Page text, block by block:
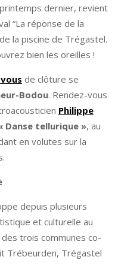
dernier, revient
“La réponse de la
la piscine de Trégastel.
bien les oreilles !
de clôture se
Bodou. Rendez-vous
Philippe
Danse tellurique », au
en volutes sur la
depuis plusieurs
et culturelle au
trois communes co-
Trébeurden, Trégastel